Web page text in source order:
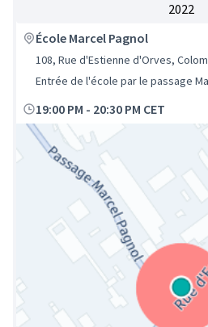
2022
École Marcel Pagnol
108, Rue d'Estienne d'Orves,
Entrée de l'école par le passage
19:00 PM - 20:30 PM CET